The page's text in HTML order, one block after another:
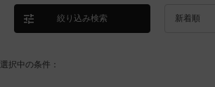
絞り込み検索 新着順
選択中の条件：